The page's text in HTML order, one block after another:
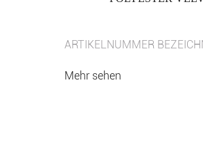
ARTIKELNUMMER
Mehr sehen